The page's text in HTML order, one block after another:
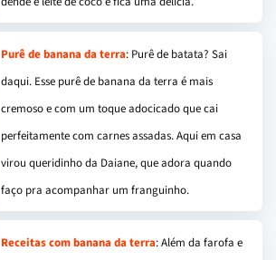
Purê de banana da terra: Purê de batata? Sai
daqui. Esse purê de banana da terra é mais
cremoso e com um toque adocicado que cai
perfeitamente com carnes assadas. Aqui em casa
virou queridinho da Daiane, que adora quando
faço pra acompanhar um franguinho.
Receitas com banana da terra: Além da farofa e